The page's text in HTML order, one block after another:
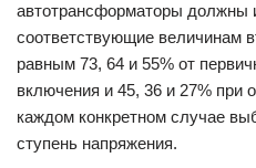
автотрансформаторы должны
соответствующие величинам
равным 73, 64 и 55% от
включения и 45, 36 и 27% при
каждом конкретном случае
ступень напряжения.